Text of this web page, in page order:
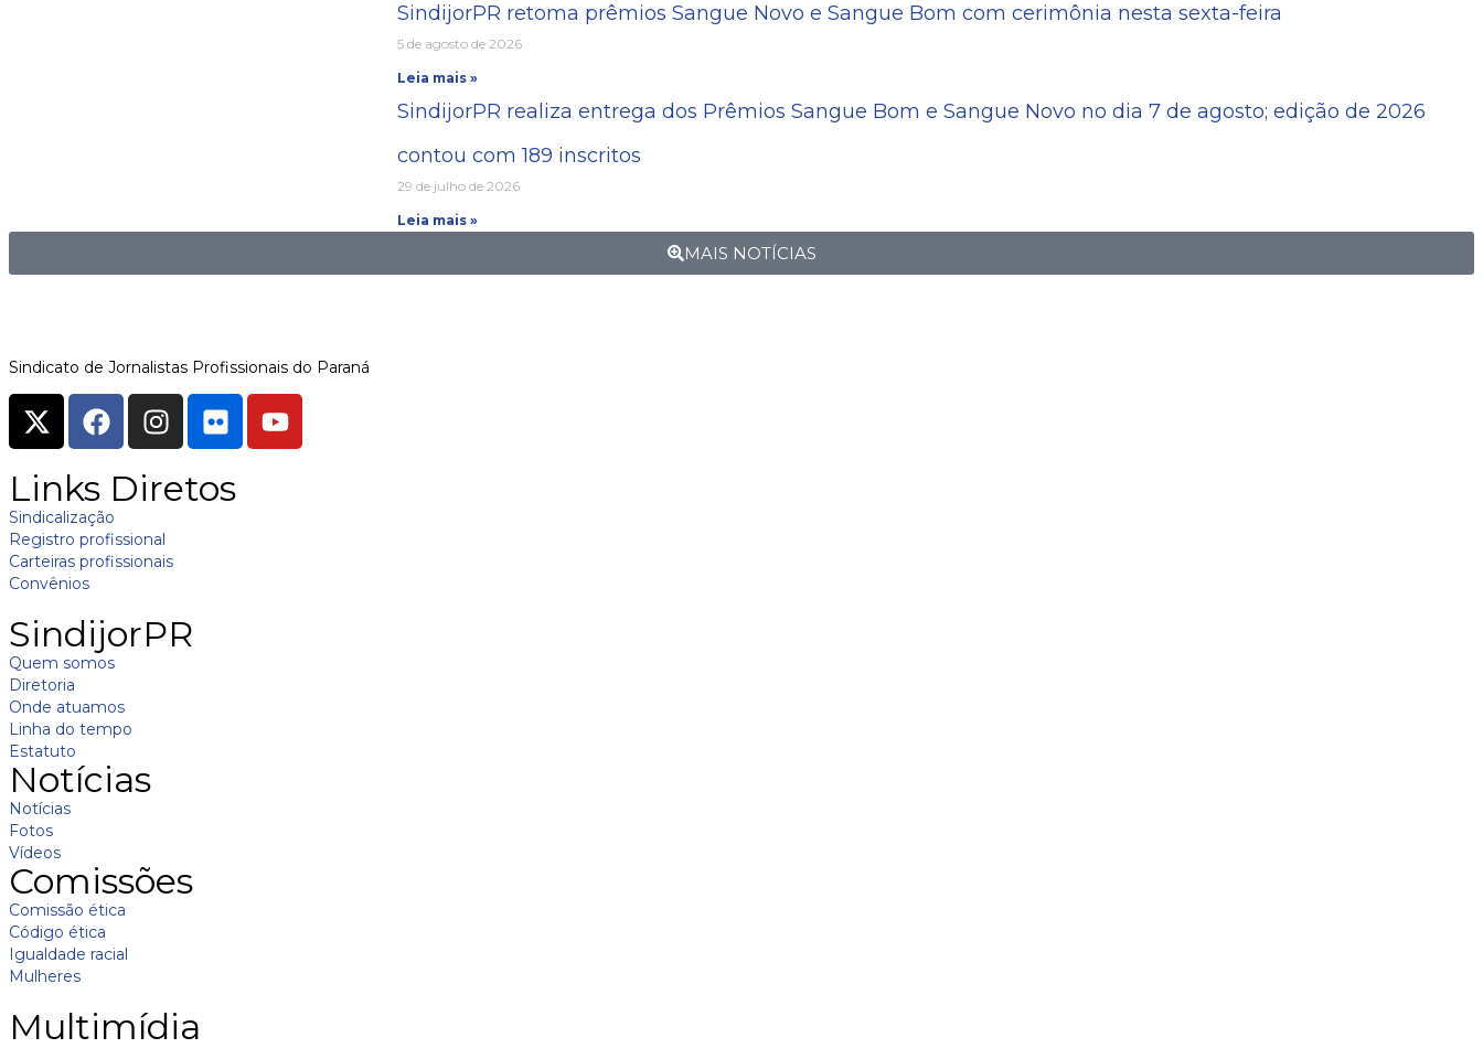
SindijorPR retoma prêmios Sangue Novo e Sangue Bom com cerimônia nesta sexta-feira
5 de agosto de 2026
Leia mais »
SindijorPR realiza entrega dos Prêmios Sangue Bom e Sangue Novo no dia 7 de agosto; edição de 2026
contou com 189 inscritos
29 de julho de 2026
Leia mais »
MAIS NOTÍCIAS
Sindicato de Jornalistas Profissionais do Paraná
Links Diretos
Sindicalização
Registro profissional
Carteiras profissionais
Convênios
SindijorPR
Quem somos
Diretoria
Onde atuamos
Linha do tempo
Estatuto
Notícias
Notícias
Fotos
Vídeos
Comissões
Comissão ética
Código ética
Igualdade racial
Mulheres
Multimídia